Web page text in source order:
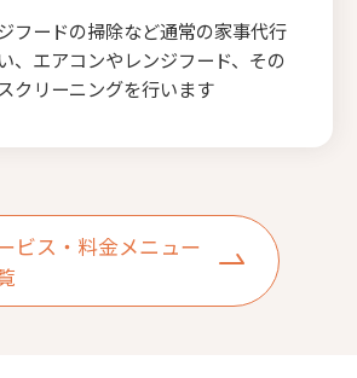
フードの掃除など通常の家事代行
、エアコンやレンジフード、その
クリーニングを行います
ビス・料金メニュー